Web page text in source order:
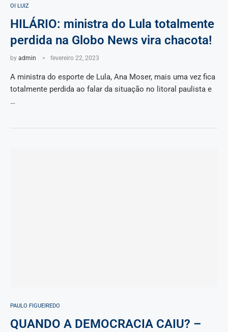
OI LUIZ
HILÁRIO: ministra do Lula totalmente
perdida na Globo News vira chacota!
by admin fevereiro 22, 2023
A ministra do esporte de Lula, Ana Moser, mais uma vez fica
totalmente perdida ao falar da situação no litoral paulista e
…
PAULO FIGUEIREDO
QUANDO A DEMOCRACIA CAIU? –